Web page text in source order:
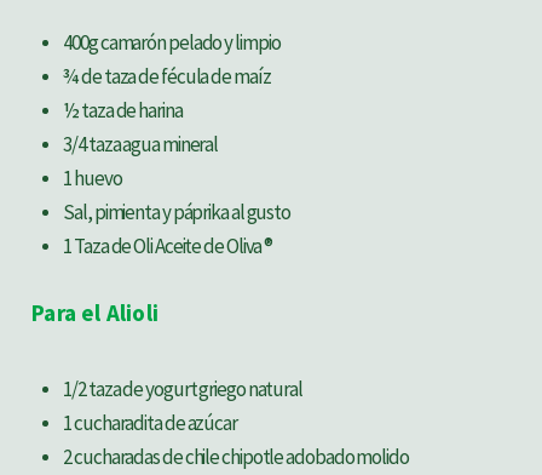
400g camarón pelado y limpio
¾ de taza de fécula de maíz
½ taza de harina
3/4 taza agua mineral
1 huevo
Sal, pimienta y páprika al gusto
1 Taza de Oli Aceite de Oliva ®
Para el Alioli
1/2 taza de yogurt griego natural
1 cucharadita de azúcar
2 cucharadas de chile chipotle adobado molido